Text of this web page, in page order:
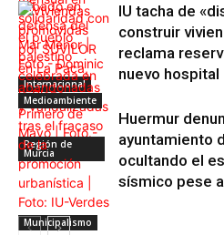
Internacional
Región de
Murcia
Municipalismo
IU tacha de
construir
reclama
nuevo hospital
Medioambiente
Huermur
ayuntamiento
ocultando el
sísmico pese